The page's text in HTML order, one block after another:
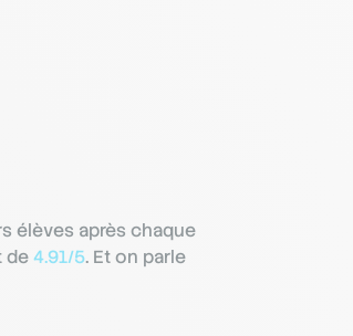
élèves après chaque
de4.91/5. Et on parle